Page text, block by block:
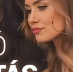
Harisnyanadrág DEN